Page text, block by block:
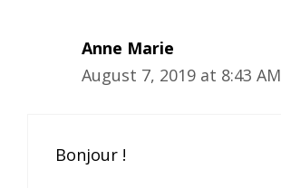
Anne Marie
August 7, 2019 at 8:43 AM
Bonjour !